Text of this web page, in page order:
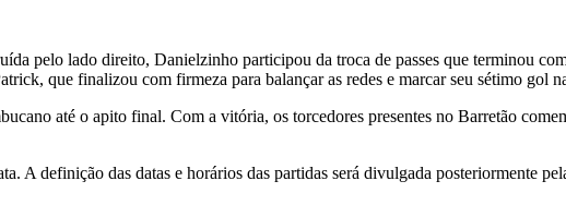
pelo lado direito, Danielzinho participou da troca de passes que terminou
que finalizou com firmeza para balançar as redes e marcar seu sétimo gol
até o apito final. Com a vitória, os torcedores presentes no Barretão
A definição das datas e horários das partidas será divulgada posteriormente